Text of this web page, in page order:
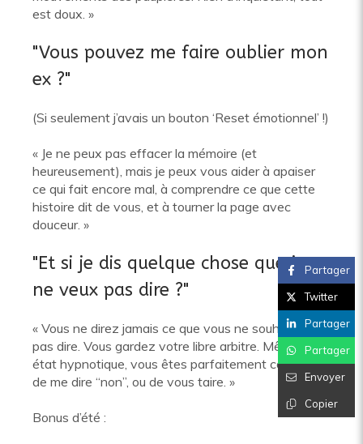
est doux. »
"Vous pouvez me faire oublier mon
ex ?"
(Si seulement j’avais un bouton ‘Reset émotionnel’ !)
« Je ne peux pas effacer la mémoire (et
heureusement), mais je peux vous aider à apaiser
ce qui fait encore mal, à comprendre ce que cette
histoire dit de vous, et à tourner la page avec
douceur. »
"Et si je dis quelque chose que je
ne veux pas dire ?"
« Vous ne direz jamais ce que vous ne souhaitez
pas dire. Vous gardez votre libre arbitre. Même en
état hypnotique, vous êtes parfaitement capable
de me dire “non”, ou de vous taire. »
Bonus d’été :
Partager
Twitter
Partager
Partager
Envoyer
Copier